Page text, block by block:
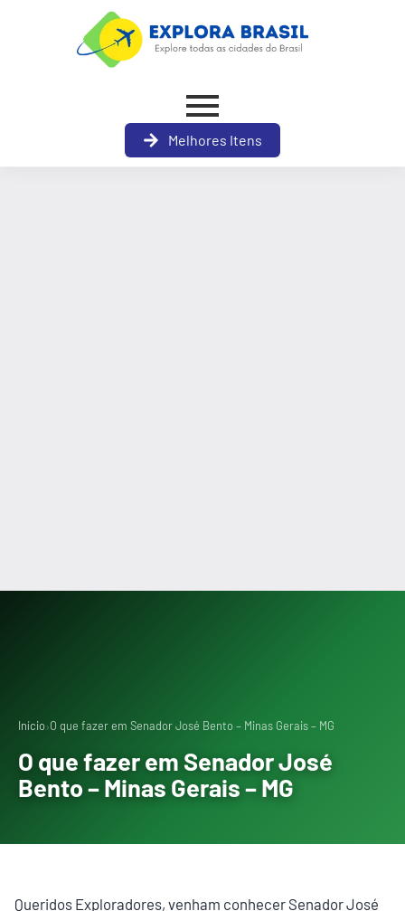
Melhores Itens
Início›O que fazer em Senador José Bento – Minas Gerais – MG
O que fazer em Senador José
Bento – Minas Gerais – MG
Queridos Exploradores, venham conhecer Senador José